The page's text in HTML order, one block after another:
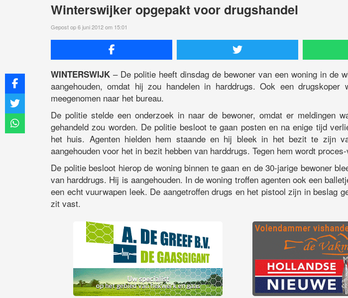
Winterswijker opgepakt voor drugshandel
Gepost op 6 juni 2012 om 15:01
WINTERSWIJK – De politie heeft dinsdag de bewoner van een woning in de
aangehouden, omdat hij zou handelen in harddrugs. Ook een drugskoper
meegenomen naar het bureau.
De politie stelde een onderzoek in naar de bewoner, omdat er meldingen
gehandeld zou worden. De politie besloot te gaan posten en na enige tijd
het huis. Agenten hielden hem staande en hij bleek in het bezit te zijn
aangehouden voor het in bezit hebben van harddrugs. Tegen hem wordt
De politie besloot hierop de woning binnen te gaan en de 30-jarige bewoner
van harddrugs. Hij is aangehouden. In de woning troffen agenten ook een
een echt vuurwapen leek. De aangetroffen drugs en het pistool zijn in beslag
zit vast.